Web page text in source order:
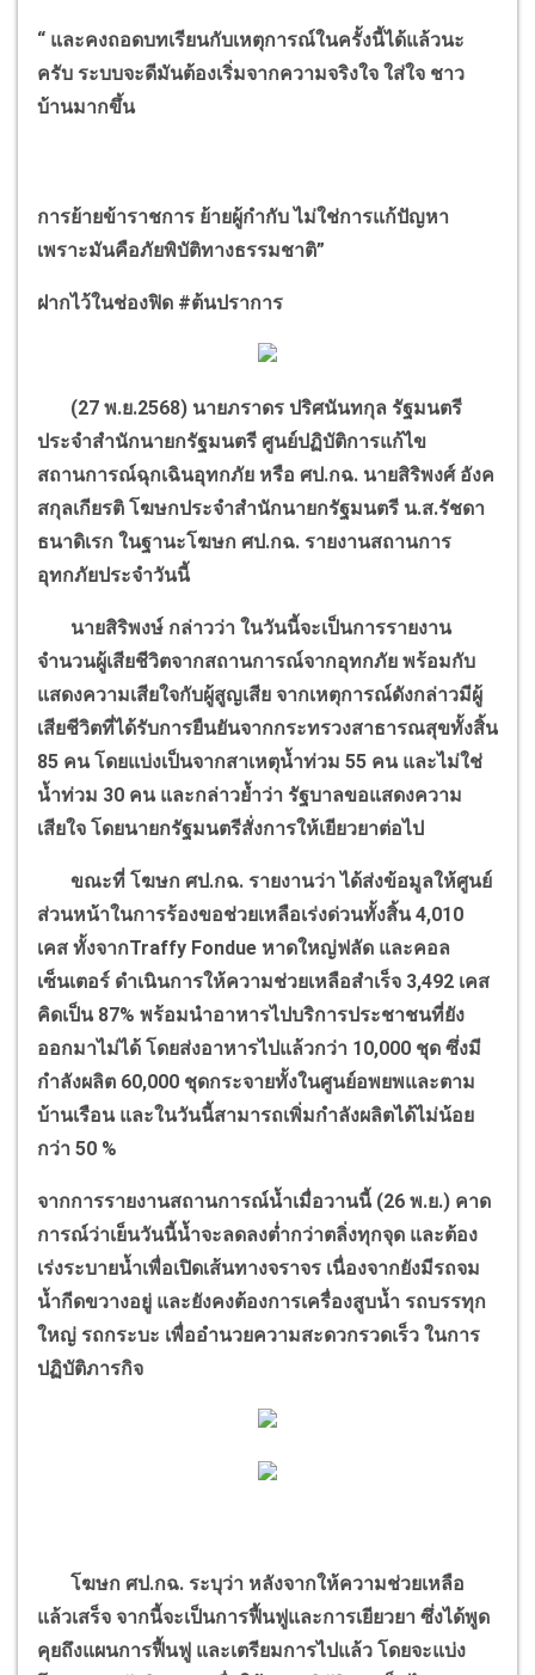
“ และคงถอดบทเรียนกับเหตุการณ์ในครั้งนี้ได้แล้วนะ
ครับ ระบบจะดีมันต้องเริ่มจากความจริงใจ ใส่ใจ ชาว
บ้านมากขึ้น
การย้ายข้าราชการ ย้ายผู้กำกับ ไม่ใช่การแก้ปัญหา
เพราะมันคือภัยพิบัติทางธรรมชาติ”
ฝากไว้ในช่องฟิด #ต้นปราการ
(27 พ.ย.2568) นายภราดร ปริศนันทกุล​ รัฐมนตรี
ประจำสำนักนายกรัฐมนตรี ศูนย์ปฏิบัติการแก้ไข
สถานการณ์ฉุกเฉินอุทกภัย หรือ ศป.กฉ. นายสิริพงศ์​ อังค​
สกุล​เกียรติ​ โฆษกประจำสำนักนายกรัฐมนตรี น.ส.รัชดา
ธนาดิเรก ในฐานะโฆษก ศป.กฉ. รายงานสถาน​การ​
อุทกภัยประจำวันนี้
นายสิริพงษ์ กล่าวว่า ในวันนี้จะเป็นการรายงาน
จำนวนผู้เสียชีวิต​จากสถานการณ์จากอุทกภัย​ พร้อมกับ
แสดงความเสียใจกับผู้สูญเสีย​ จากเหตุการณ์ดังกล่าวมีผู้
เสียชีวิตที่ได้รับการยืนยันจากกระทรวงสาธารณสุข​ทั้งสิ้น​
85 คน โดยแบ่งเป็นจากสาเหตุน้ำท่วม​ 55 คน​ และไม่ใช่
น้ำท่วม​ 30 คน​ และกล่าวย้ำว่า รัฐบาลขอแสดงความ
เสียใจ​ โดยนายกรัฐมนตรีสั่งการให้เยียวยาต่อไป
ขณะที่ โฆษก ศป.กฉ.​ รายงานว่า​ ได้ส่งข้อมูล​ให้ศูนย์
ส่วนหน้าในการร้องขอช่วยเหลือเร่งด่วนทั้งสิ้น4,010
เคส​ ทั้งจากTraffy Fondue หาดใหญ่​ฟลัด​ และคอล
เซ็นเตอร์​ ดำเนินการให้ความช่วยเหลือสำเร็จ 3,492 เคส​
คิดเป็น 87% พร้อมนำอาหารไปบริการประชาชนที่ยัง
ออกมาไม่ได้​ โดยส่งอาหารไปแล้วกว่า 10,000 ชุด​ ซึ่งมี
กำลังผลิต​ 60,000 ชุดกระจายทั้งในศูนย์อพยพและตาม
บ้านเรือน​ และในวันนี้สามารถเพิ่มกำลังผลิตได้ไม่น้อย
กว่า​ 50 %
จากการรายงานสถานการณ์​น้ำเมื่อวานนี้ (26 พ.ย.) คาด
การณ์​ว่า​เย็นวันนี้น้ำจะลดลงต่ำกว่าตลิ่งทุกจุด​ และต้อง​
เร่งระบายน้ำ​เพื่อเปิดเส้นทางจราจร​ เนื่องจากยังมีรถจม
น้ำกีดขวางอยู่​ และยังคงต้องการเครื่องสูบน้ำ​ รถบรรทุก
ใหญ่​ รถกระบะ เพื่ออำนวยความสะดวกรวดเร็ว ในการ
ปฏิบัติภารกิจ
โฆษก ศป.กฉ.​ ระบุว่า หลังจากให้ความช่วยเหลือ
แล้วเสร็จ จากนี้จะเป็นการฟื้นฟูและการเยียวยา ซึ่งได้พูด
คุยถึงแผนการฟื้นฟู และเตรียมการไปแล้ว โดยจะแบ่ง